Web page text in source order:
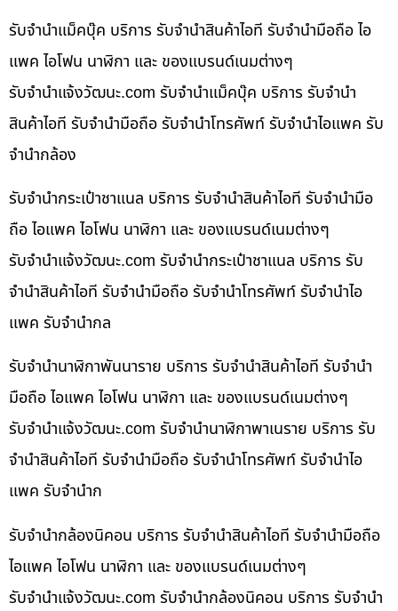
รับจำนำแม็คบุ๊ค บริการ รับจำนำสินค้าไอที รับจำนำมือถือ ไอ
แพค ไอโฟน นาฬิกา และ ของแบรนด์เนมต่างๆ
รับจํานําแจ้งวัฒนะ.com รับจำนำแม็คบุ๊ค บริการ รับจำนำ
สินค้าไอที รับจำนำมือถือ รับจำนำโทรศัพท์ รับจำนำไอแพค รับ
จำนำกล้อง
รับจำนำกระเป๋าชาแนล บริการ รับจำนำสินค้าไอที รับจำนำมือ
ถือ ไอแพค ไอโฟน นาฬิกา และ ของแบรนด์เนมต่างๆ
รับจํานําแจ้งวัฒนะ.com รับจำนำกระเป๋าชาแนล บริการ รับ
จำนำสินค้าไอที รับจำนำมือถือ รับจำนำโทรศัพท์ รับจำนำไอ
แพค รับจำนำกล
รับจำนำนาฬิกาพันนาราย บริการ รับจำนำสินค้าไอที รับจำนำ
มือถือ ไอแพค ไอโฟน นาฬิกา และ ของแบรนด์เนมต่างๆ
รับจํานําแจ้งวัฒนะ.com รับจำนำนาฬิกาพาเนราย บริการ รับ
จำนำสินค้าไอที รับจำนำมือถือ รับจำนำโทรศัพท์ รับจำนำไอ
แพค รับจำนำก
รับจำนำกล้องนิคอน บริการ รับจำนำสินค้าไอที รับจำนำมือถือ
ไอแพค ไอโฟน นาฬิกา และ ของแบรนด์เนมต่างๆ
รับจํานําแจ้งวัฒนะ.com รับจำนำกล้องนิคอน บริการ รับจำนำ